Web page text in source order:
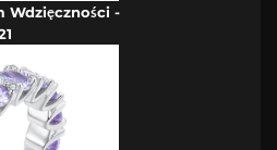
Wdzięczności -